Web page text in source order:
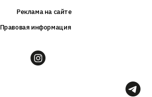
Реклама на сайте
Правовая информация